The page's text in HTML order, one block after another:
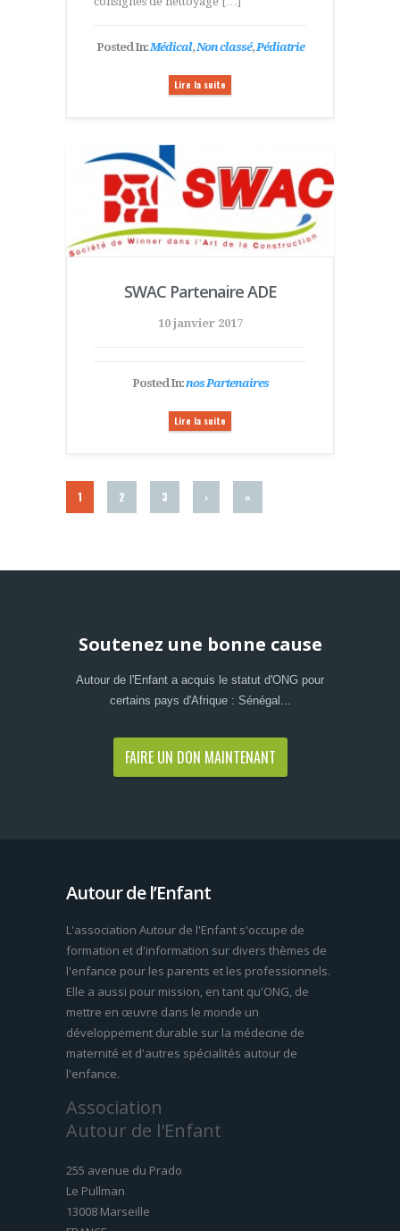
Posted In:Médical,Non classé,Pédiatrie
Lire la suite
SWAC Partenaire ADE
10 janvier 2017
Posted In:nos Partenaires
Lire la suite
1 2 3 › »
Soutenez une bonne cause
Autour de l'Enfant a acquis le statut d'ONG pour
certains pays d'Afrique : Sénégal...
FAIRE UN DON MAINTENANT
Autour de l’Enfant
L'association Autour de l'Enfant s'occupe de
formation et d'information sur divers thèmes de
l'enfance pour les parents et les professionnels.
Elle a aussi pour mission, en tant qu'ONG, de
mettre en œuvre dans le monde un
développement durable sur la médecine de
maternité et d'autres spécialités autour de
l'enfance.
Association
Autour de l'Enfant
255 avenue du Prado
Le Pullman
13008 Marseille